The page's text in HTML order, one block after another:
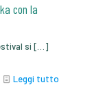
con la
si […]
Leggi tutto